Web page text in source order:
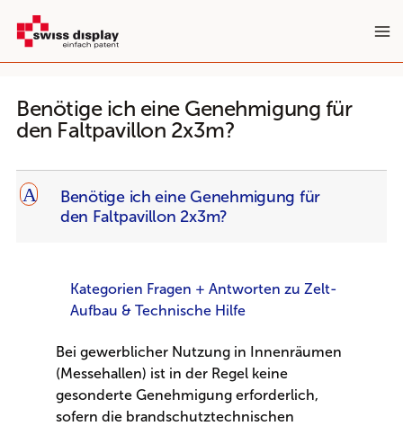
Inhalt
springen
Benötige ich eine Genehmigung für
den Faltpavillon 2x3m?
A
Benötige ich eine Genehmigung für
den Faltpavillon 2x3m?
Kategorien Fragen + Antworten zu Zelt-
Aufbau & Technische Hilfe
Bei gewerblicher Nutzung in Innenräumen
(Messehallen) ist in der Regel keine
gesonderte Genehmigung erforderlich,
sofern die brandschutztechnischen